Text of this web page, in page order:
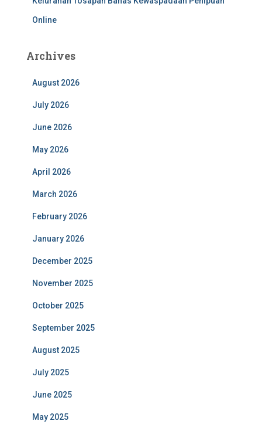
Online
Archives
August 2026
July 2026
June 2026
May 2026
April 2026
March 2026
February 2026
January 2026
December 2025
November 2025
October 2025
September 2025
August 2025
July 2025
June 2025
May 2025